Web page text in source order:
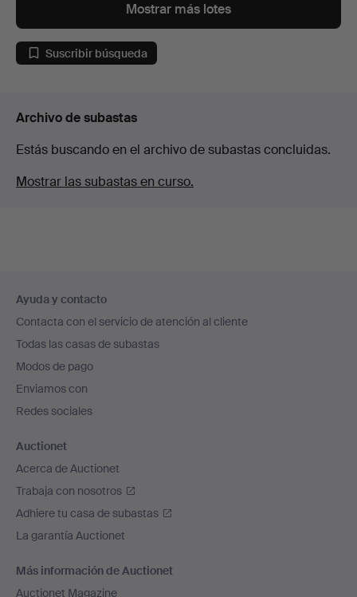
Mostrar más lotes
Suscribir búsqueda
Archivo de subastas
Estás buscando en el archivo de subastas concluidas.
Mostrar las subastas en curso.
en
el
pie
de
página
Ayuda y contacto
Contacta con el servicio de atención al cliente
Todas las casas de subastas
Modos de pago
Enviamos con
Redes sociales
Auctionet
Acerca de Auctionet
Trabaja con nosotros
Adhiere tu casa de subastas
La garantía Auctionet
Más información de Auctionet
Auctionet Magazine